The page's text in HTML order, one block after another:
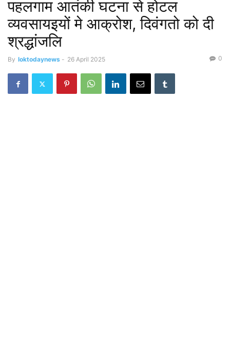
पहलगाम आतंकी घटना से होटल
व्यवसायइयों मे आक्रोश, दिवंगतो को दी
श्रद्धांजलि
By loktodaynews - 26 April 2025 0